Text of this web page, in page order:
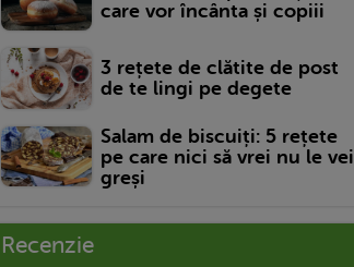
care vor încânta și copiii
3 rețete de clătite de post
de te lingi pe degete
Salam de biscuiți: 5 rețete
pe care nici să vrei nu le vei
greși
Recenzie